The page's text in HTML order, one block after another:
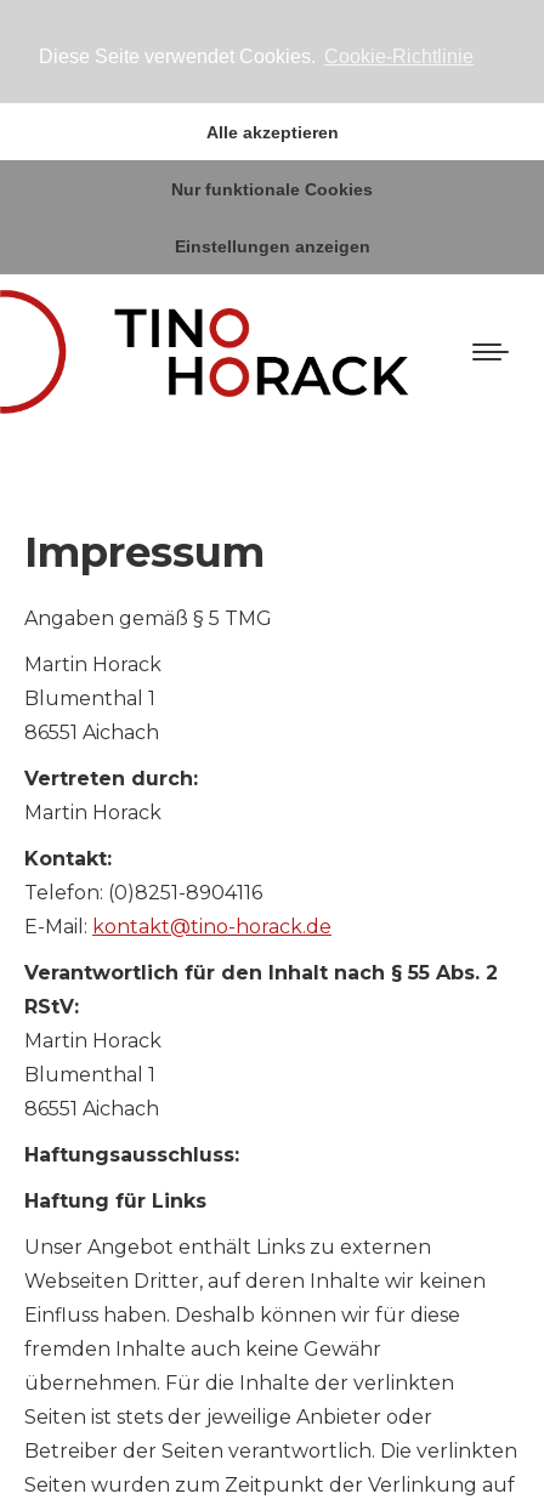
Diese Seite verwendet Cookies. Cookie-Richtlinie
Alle akzeptieren
Nur funktionale Cookies
Einstellungen anzeigen
Impressum
Angaben gemäß § 5 TMG
Martin Horack
Blumenthal 1
86551 Aichach
Vertreten durch:
Martin Horack
Kontakt:
Telefon: (0)8251-8904116
E-Mail: kontakt@tino-horack.de
Verantwortlich für den Inhalt nach § 55 Abs. 2
RStV:
Martin Horack
Blumenthal 1
86551 Aichach
Haftungsausschluss:
Haftung für Links
Unser Angebot enthält Links zu externen
Webseiten Dritter, auf deren Inhalte wir keinen
Einfluss haben. Deshalb können wir für diese
fremden Inhalte auch keine Gewähr
übernehmen. Für die Inhalte der verlinkten
Seiten ist stets der jeweilige Anbieter oder
Betreiber der Seiten verantwortlich. Die verlinkten
Seiten wurden zum Zeitpunkt der Verlinkung auf